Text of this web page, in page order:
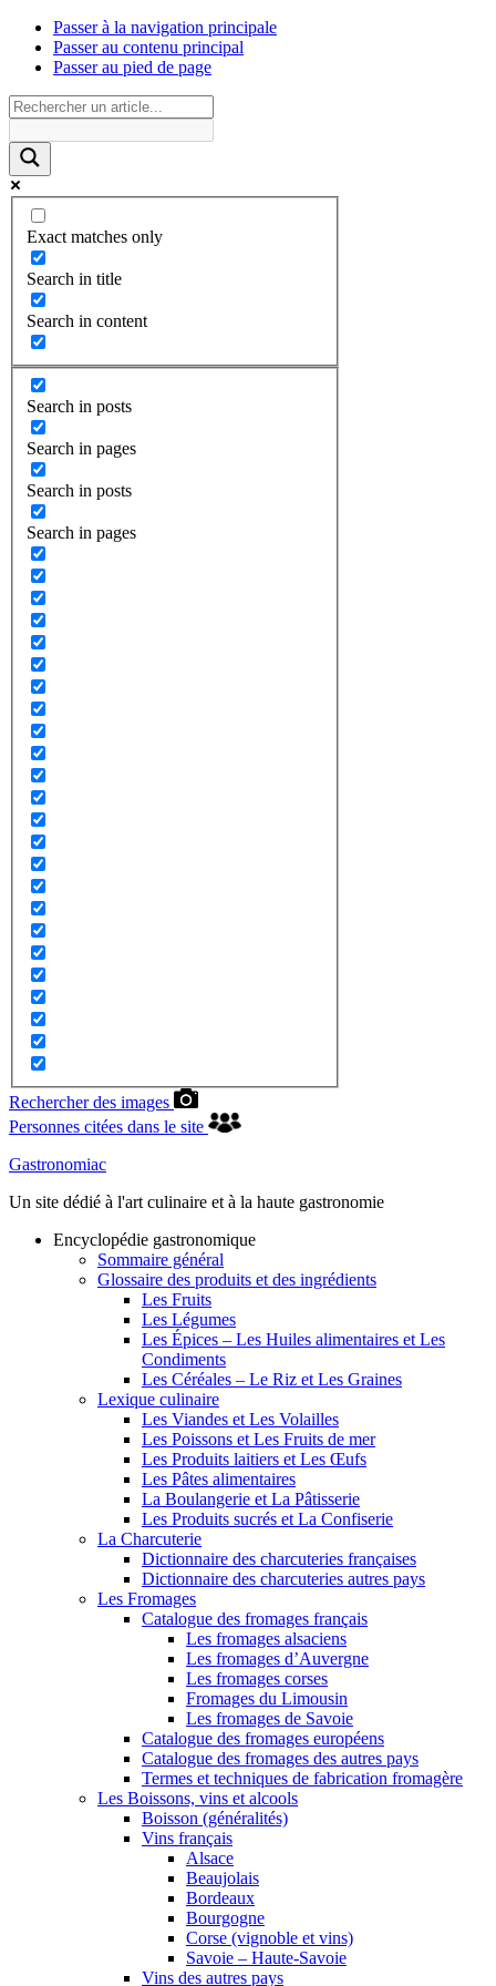
Passer à la navigation principale
Passer au contenu principal
Passer au pied de page
Exact matches only
Search in title
Search in content
Search in posts
Search in pages
Search in posts
Search in pages
Rechercher des images
Personnes citées dans le site
Gastronomiac
Un site dédié à l'art culinaire et à la haute gastronomie
Encyclopédie gastronomique
Sommaire général
Glossaire des produits et des ingrédients
Les Fruits
Les Légumes
Les Épices – Les Huiles alimentaires et Les
Condiments
Les Céréales – Le Riz et Les Graines
Lexique culinaire
Les Viandes et Les Volailles
Les Poissons et Les Fruits de mer
Les Produits laitiers et Les Œufs
Les Pâtes alimentaires
La Boulangerie et La Pâtisserie
Les Produits sucrés et La Confiserie
La Charcuterie
Dictionnaire des charcuteries françaises
Dictionnaire des charcuteries autres pays
Les Fromages
Catalogue des fromages français
Les fromages alsaciens
Les fromages d’Auvergne
Les fromages corses
Fromages du Limousin
Les fromages de Savoie
Catalogue des fromages européens
Catalogue des fromages des autres pays
Termes et techniques de fabrication fromagère
Les Boissons, vins et alcools
Boisson (généralités)
Vins français
Alsace
Beaujolais
Bordeaux
Bourgogne
Corse (vignoble et vins)
Savoie – Haute-Savoie
Vins des autres pays